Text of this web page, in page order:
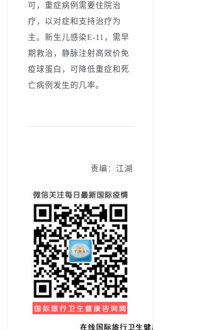
可，重症病例需要住院治
疗，以对症和支持治疗为
主。新生儿感染E-11，需早
期救治，静脉注射高效价免
疫球蛋白，可降低重症和死
亡病例发生的几率。
责编：江湖